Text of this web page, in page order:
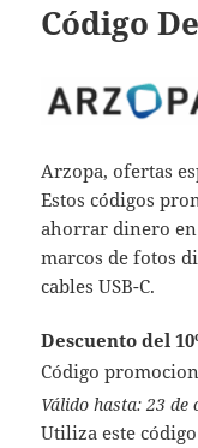
Código
Arzopa, ofertas
Estos códigos
ahorrar dinero
marcos de fotos
cables USB-C.
Descuento del
Código
Válido hasta: 23 de
Utiliza este